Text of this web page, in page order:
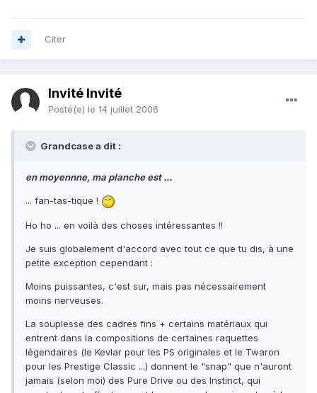
Citer
Invité Invité
Posté(e) le 14 juillet 2006
Grandcase a dit :
en moyennne, ma planche est ...
... fan-tas-tique !
Ho ho ... en voilà des choses intéressantes !!
Je suis globalement d'accord avec tout ce que tu dis, à une
petite exception cependant :
Moins puissantes, c'est sur, mais pas nécessairement
moins nerveuses.
La souplesse des cadres fins + certains matériaux qui
entrent dans la compositions de certaines raquettes
légendaires (le Kevlar pour les PS originales et le Twaron
pour les Prestige Classic ...) donnent le "snap" que n'auront
jamais (selon moi) des Pure Drive ou des Instinct, qui